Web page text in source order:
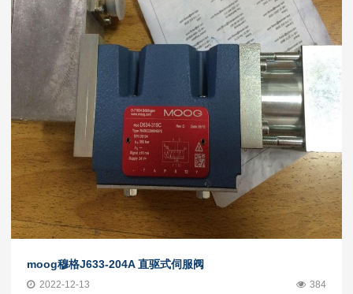
moog穆格J633-204A 直驱式伺服阀
2022-12-13 384